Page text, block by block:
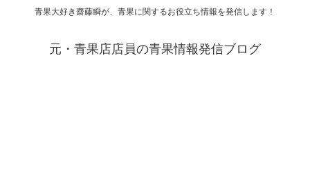
青果大好き齋藤瞬が、青果に関するお役立ち情報を発信します！
元・青果店店員の青果情報発信ブログ